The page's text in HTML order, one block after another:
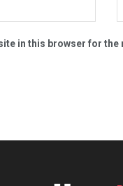
in this browser for the